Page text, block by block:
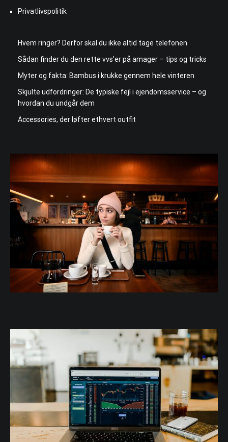
Privatlivspolitik
Hvem ringer? Derfor skal du ikke altid tage telefonen
Sådan finder du den rette vvs’er på amager – tips og tricks
Myter og fakta: Bambus i krukke gennem hele vinteren
Skjulte udfordringer: De typiske fejl i ejendomsservice – og
hvordan du undgår dem
Accessories, der løfter ethvert outfit